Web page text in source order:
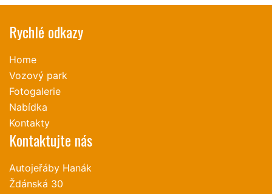
Rychlé odkazy
Home
Vozový park
Fotogalerie
Nabídka
Kontakty
Kontaktujte nás
Autojeřáby Hanák
Ždánská 30